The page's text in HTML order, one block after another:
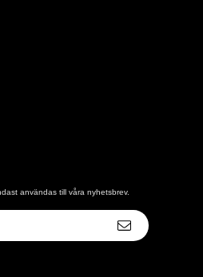
användas till våra nyhetsbrev.